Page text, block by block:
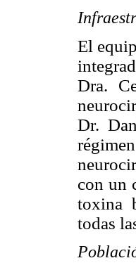
El
Dra.
Dr.
con un
toxina
todas